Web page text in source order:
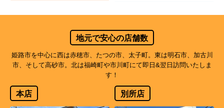
地元で安心の店舗数
姫路市を中心に西は赤穂市、たつの市、太子町。東は明石市、加古川
市、そして高砂市。北は福崎町や市川町にて即日&翌日訪問いたしま
す！
本店 別所店